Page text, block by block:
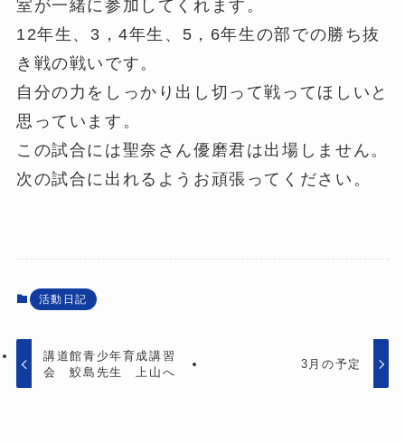
室が一緒に参加してくれます。
12年生、3，4年生、5，6年生の部での勝ち抜
き戦の戦いです。
自分の力をしっかり出し切って戦ってほしいと
思っています。
この試合には聖奈さん優磨君は出場しません。
次の試合に出れるようお頑張ってください。
活動日記
講道館青少年育成講習
会 鮫島先生 上山へ
3月の予定